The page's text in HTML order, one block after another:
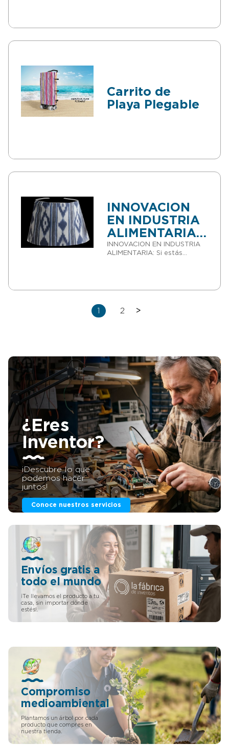
Carrito de
Playa Plegable
INNOVACION
EN INDUSTRIA
ALIMENTARIA:
Delantal con
INNOVACION EN INDUSTRIA
ALIMENTARIA: Si estás
inversión muy rentable y
dinero. Si estás interesad@
en comprar una patente,
llámanos o mándanos un
WhatsApp al +34 623 30 88
74, nuestro email es
tienda@lafabricadeinventos.com.
Somos muy accesibles,
cercanos y damos cientos
de facilidades a empresarios
e inversores donde invertir
dinero en comprar patentes.
LLÁMANOS. Easy Pron es un
delantal con elemento de
sujeción que presenta la gran
ventaja de poderse ajustar y
fijar muy fácilmente a la
cintura o cuello del usuario,
sin tener que realizar nudos.
Está formado a partir de una
que además tiene la forma
de un delantal tradicional,
pudiendo tener dos zonas de
protección. Una primera
zona que protegerá al
usuario desde la cintura
hasta abajo, y pudiendo
contar con una segunda
zona que cubrirá desde la
cintura hasta el cuello del
usuario. Según Warren
debes evitar cualquier
negocio con una gran
inversión en capital y buscar
negocios con la capacidad
de aumentar los precios con
bastante facilidad sin temor
a perder cuota de mercado.
Todo esto lo tienen los
inventos o las inversiones de
comprar patentes y más con
las condiciones y facilidades
1 2 >
¿Eres
Inventor?
¡Descubre lo que
podemos hacer
juntos!
Conoce nuestros servicios
Envíos gratis a
todo el mundo
¡Te llevamos el producto a tu
casa, sin importar dónde
estés!.
Compromiso
medioambiental
Plantamos un árbol por cada
producto que compres en
nuestra tienda.